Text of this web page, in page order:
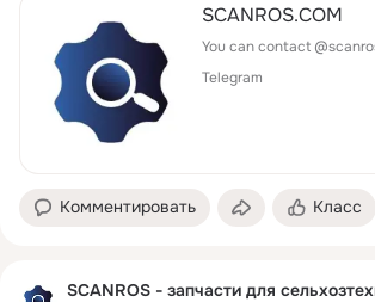
SCANROS.COM
You can contact
Telegram
Комментировать Класс
SCANROS - запчасти для